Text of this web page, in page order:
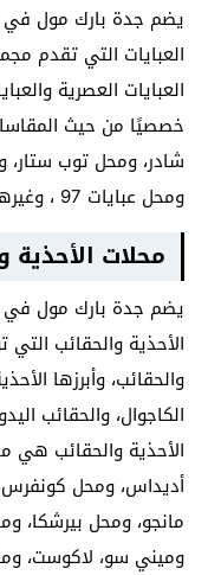
يضم جدة بارك مول
العبايات التي تقدم
العبايات العصرية
خصصيًا من حيث
شادر، ومحل توب ستار،
ومحل عبايات 97 ، وغيرها.
محلات
يضم جدة بارك مول
الأحذية والحقائب
والحقائب، وأبرزها
الكاجوال، والحقائب
الأحذية والحقائب هي
أديداس، ومحل
مانجو، ومحل بيرشكا،
وميني سو، لاكوست،